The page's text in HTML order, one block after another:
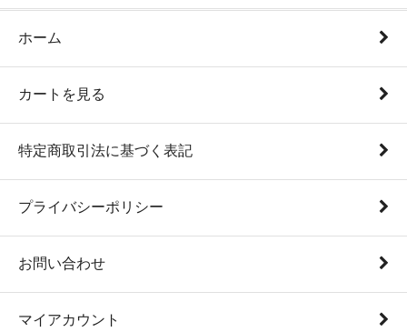
ホーム
カートを見る
特定商取引法に基づく表記
プライバシーポリシー
お問い合わせ
マイアカウント